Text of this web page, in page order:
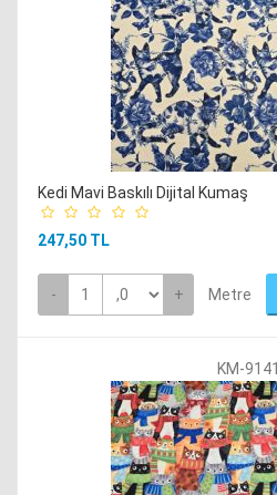
Kedi Mavi Baskılı Dijital Kumaş
247,50 TL
- + Metre
KM-9141